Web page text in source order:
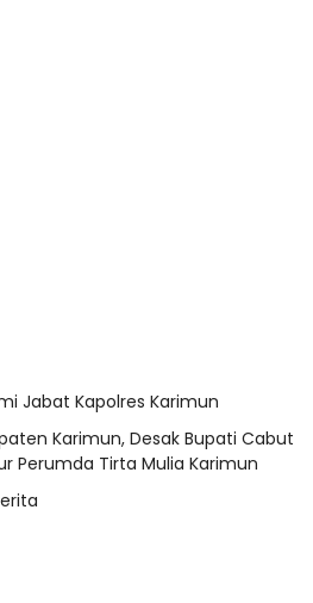
Jabat Kapolres Karimun
Karimun, Desak Bupati Cabut
Perumda Tirta Mulia Karimun